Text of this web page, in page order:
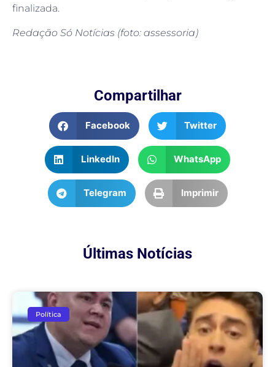
finalizada.
Redação Só Notícias (foto: assessoria)
Compartilhar
Facebook Twitter
LinkedIn WhatsApp
Telegram Imprimir
Últimas Notícias
Política